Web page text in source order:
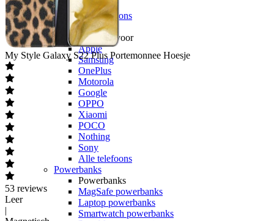
Sony
Alle telefoons
Opladers
Opladers voor
Apple
Samsung
OnePlus
Motorola
Google
OPPO
Xiaomi
POCO
Nothing
Sony
Alle telefoons
Powerbanks
Powerbanks
MagSafe powerbanks
Laptop powerbanks
Smartwatch powerbanks
My Style Galaxy S22 Plus Portemonnee Hoesje
53 reviews
Leer
|